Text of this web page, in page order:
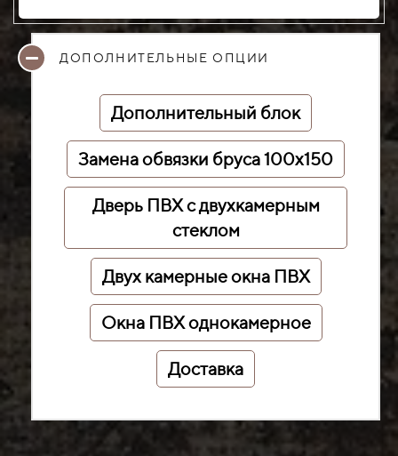
ДОПОЛНИТЕЛЬНЫЕ ОПЦИИ
Дополнительный блок
Замена обвязки бруса 100х150
Дверь ПВХ с двухкамерным
стеклом
Двух камерные окна ПВХ
Окна ПВХ однокамерное
Доставка